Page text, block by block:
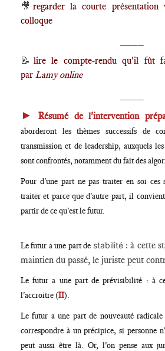
🎥regarder la courte
colloque
📝 lire le compte-rendu qu'il fût
par Lamy online
► Résumé de l'intervention
aborderont les thèmes successifs de
transmission et de leadership, auxquels
sont confrontés, notamment du fait des
Pour d'une part ne pas traiter en soi ces
traiter et parce que d'autre part, il
partir de ce qu'est le futur.
Le futur a une part de stabilité: à cette
maintien du passé, le juriste peut
Le futur a une part de prévisibilité : à
l'accroitre (II).
Le futur a une part de nouveauté
correspondre à un précipice, si personne
peut aussi être là. Or, l'on pense aux